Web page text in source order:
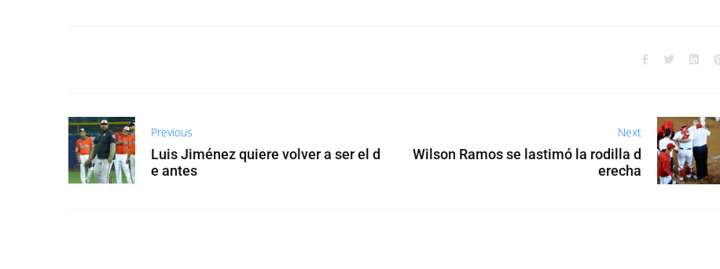
Previous
Luis Jiménez quiere volver a ser el d
e antes
Next
Wilson Ramos se lastimó la rodilla d
erecha